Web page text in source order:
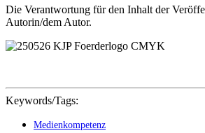
Die Verantwortung für den Inhalt der
Autorin/dem Autor.
Keywords/Tags:
Medienkompetenz